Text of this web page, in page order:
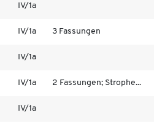
IV/1a
IV/1a 3 Fassungen
IV/1a
IV/1a 2 Fassungen; Strophe...
IV/1a